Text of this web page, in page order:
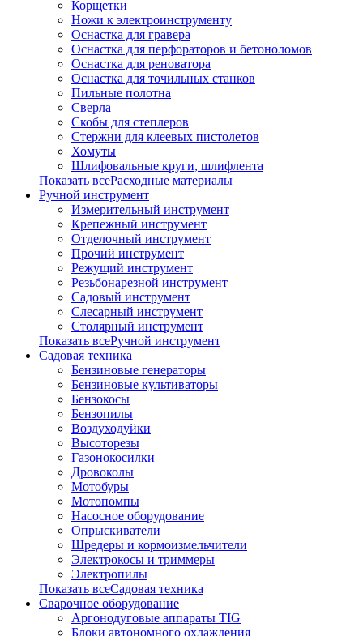
Корщетки
Ножи к электроинструменту
Оснастка для гравера
Оснастка для перфораторов и бетоноломов
Оснастка для реноватора
Оснастка для точильных станков
Пильные полотна
Сверла
Скобы для степлеров
Стержни для клеевых пистолетов
Хомуты
Шлифовальные круги, шлифлента
Показать всеРасходные материалы
Ручной инструмент
Измерительный инструмент
Крепежный инструмент
Отделочный инструмент
Прочий инструмент
Режущий инструмент
Резьбонарезной инструмент
Садовый инструмент
Слесарный инструмент
Столярный инструмент
Показать всеРучной инструмент
Садовая техника
Бензиновые генераторы
Бензиновые культиваторы
Бензокосы
Бензопилы
Воздуходуйки
Высоторезы
Газонокосилки
Дровоколы
Мотобуры
Мотопомпы
Насосное оборудование
Опрыскиватели
Шредеры и кормоизмельчители
Электрокосы и триммеры
Электропилы
Показать всеСадовая техника
Сварочное оборудование
Аргонодуговые аппараты TIG
Блоки автономного охлаждения